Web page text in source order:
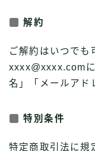
解約
ご解約はいつでも
xxxx@xxxx.com
名」「メールアド
特別条件
特定商取引法に規